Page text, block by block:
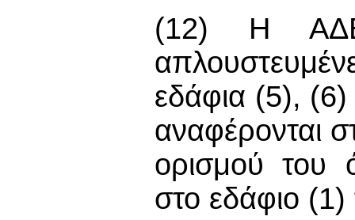
(12) Η
εδάφια (5), (6)
αναφέρονται
ορισμού του
στο εδάφιο